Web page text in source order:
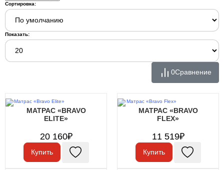
Сортировка:
Показать:
0Сравнение
МАТРАС «BRAVO
ELITE»
20 160₽
Купить
МАТРАС «BRAVO
FLEX»
11 519₽
Купить